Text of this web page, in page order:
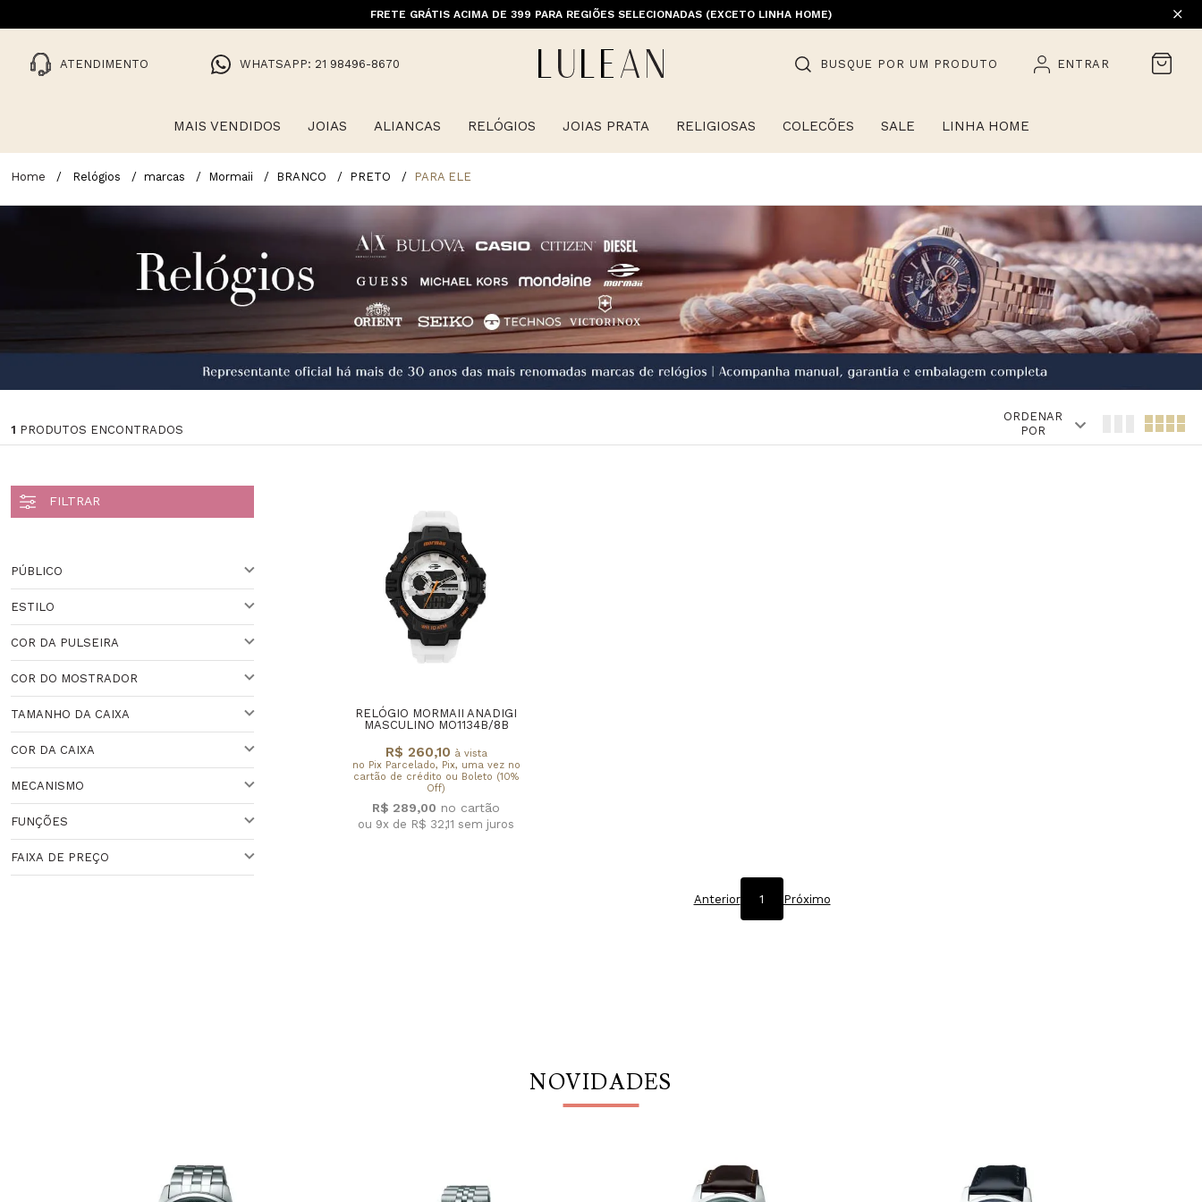
FRETE GRÁTIS ACIMA DE 399 PARA REGIÕES SELECIONADAS (EXCETO LINHA HOME)
ATENDIMENTO WHATSAPP: 21 98496-8670 BUSQUE POR UM PRODUTO ENTRAR
MAIS VENDIDOS JOIAS ALIANCAS RELÓGIOS JOIAS PRATA RELIGIOSAS COLECÕES SALE LINHA HOME
Relógios marcas Mormaii BRANCO PRETO PARA ELE
1 PRODUTOS ENCONTRADOS
ORDENAR
POR
PÚBLICO
ESTILO
COR DA PULSEIRA
COR DO MOSTRADOR
TAMANHO DA CAIXA
COR DA CAIXA
MECANISMO
QUARTZO
FUNÇÕES
CRONÔMETRO
FAIXA DE PREÇO
RELÓGIO MORMAII ANADIGI
MASCULINO MO1134B/8B
R$ 260,10 à vista
no Pix Parcelado, Pix, uma vez no
cartão de crédito ou Boleto (10%
Off)
R$ 289,00
ou 9x de R$ 32,11 sem juros
Anterior 1 Próximo
NOVIDADES